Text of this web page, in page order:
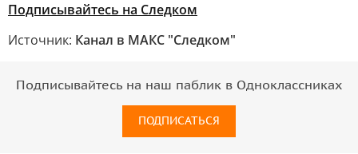
Подписывайтесь на Следком
Источник: Канал в МАКС "Следком"
Подписывайтесь на наш паблик в Одноклассниках
ПОДПИСАТЬСЯ